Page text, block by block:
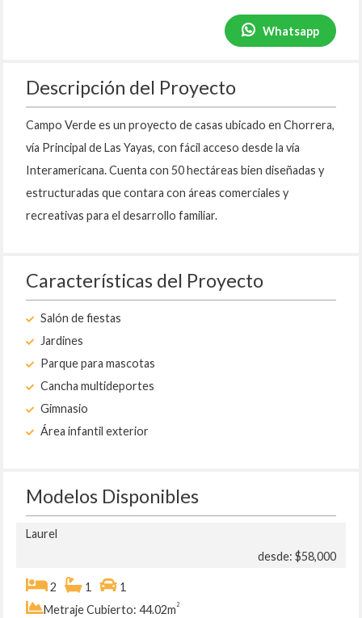
Whatsapp
Descripción del Proyecto
Campo Verde es un proyecto de casas ubicado en Chorrera,
vía Principal de Las Yayas, con fácil acceso desde la vía
Interamericana. Cuenta con 50 hectáreas bien diseñadas y
estructuradas que contara con áreas comerciales y
recreativas para el desarrollo familiar.
Características del Proyecto
Salón de fiestas
Jardines
Parque para mascotas
Cancha multideportes
Gimnasio
Área infantil exterior
Modelos Disponibles
Laurel
desde: $58,000
2 1
1
Metraje Cubierto: 44.02m 2